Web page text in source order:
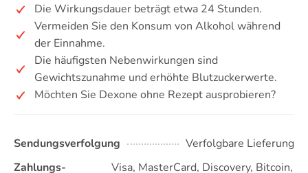
Die Wirkungsdauer beträgt etwa 24 Stunden.
Vermeiden Sie den Konsum von Alkohol während
der Einnahme.
Die häufigsten Nebenwirkungen sind
Gewichtszunahme und erhöhte Blutzuckerwerte.
Möchten Sie Dexone ohne Rezept ausprobieren?
Sendungsverfolgung
Verfolgbare Lieferung
Zahlungs-
Visa, MasterCard, Discovery, Bitcoin,